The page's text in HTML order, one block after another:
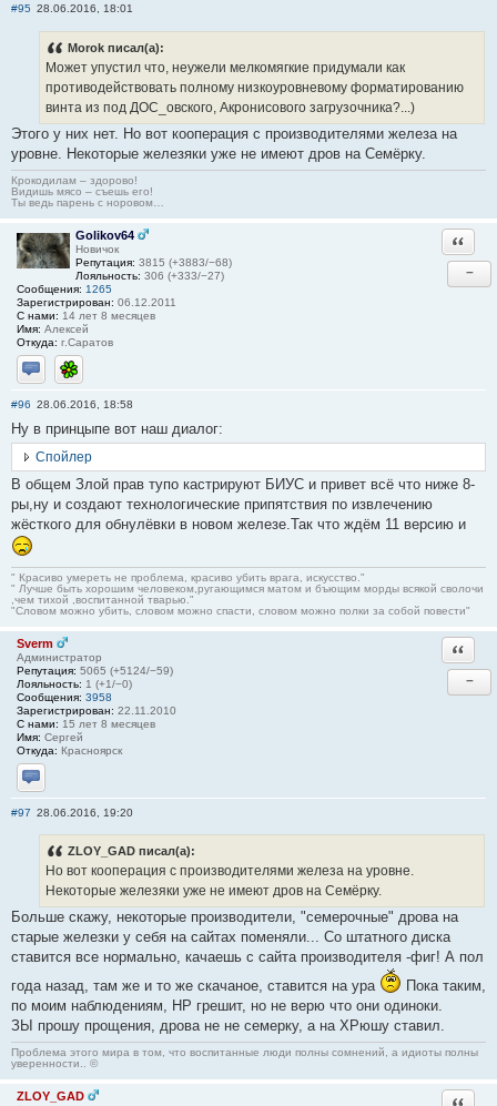
#95 28.06.2016, 18:01
Morok писал(а):
Может упустил что, неужели мелкомягкие придумали как
противодействовать полному низкоуровневому форматированию
винта из под ДОС_овского, Акронисового загрузочника?...)
Этого у них нет. Но вот кооперация с производителями железа на
уровне. Некоторые железяки уже не имеют дров на Семёрку.
Крокодилам – здорово!
Видишь мясо – съешь его!
Ты ведь парень с норовом…
Golikov64
Новичок
Репутация: 3815 (+3883/−68)
Лояльность: 306 (+333/−27)
Сообщения: 1265
Зарегистрирован: 06.12.2011
С нами: 14 лет 8 месяцев
Имя: Алексей
Откуда: г.Саратов
Отправить личное сообщение
ICQ
−
#96 28.06.2016, 18:58
Ну в принцыпе вот наш диалог:
Спойлер
В общем Злой прав тупо кастрируют БИУС и привет всё что ниже 8-
ры,ну и создают технологические припятствия по извлечению
жёсткого для обнулёвки в новом железе.Так что ждём 11 версию и
" Красиво умереть не проблема, красиво убить врага, искусство."
" Лучше быть хорошим человеком,ругающимся матом и бъющим морды всякой сволочи
,чем тихой ,воспитанной тварью."
"Словом можно убить, словом можно спасти, словом можно полки за собой повести"
Sverm
Администратор
Репутация: 5065 (+5124/−59)
Лояльность: 1 (+1/−0)
Сообщения: 3958
Зарегистрирован: 22.11.2010
С нами: 15 лет 8 месяцев
Имя: Сергей
Откуда: Красноярск
Отправить личное сообщение
−
#97 28.06.2016, 19:20
ZLOY_GAD писал(а):
Но вот кооперация с производителями железа на уровне.
Некоторые железяки уже не имеют дров на Семёрку.
Больше скажу, некоторые производители, "семерочные" дрова на
старые железки у себя на сайтах поменяли... Со штатного диска
ставится все нормально, качаешь с сайта производителя -фиг! А пол
года назад, там же и то же скачаное, ставится на ура
Пока таким,
по моим наблюдениям, НР грешит, но не верю что они одиноки.
ЗЫ прошу прощения, дрова не не семерку, а на ХРюшу ставил.
Проблема этого мира в том, что воспитанные люди полны сомнений, а идиоты полны
уверенности.. ©
ZLOY_GAD